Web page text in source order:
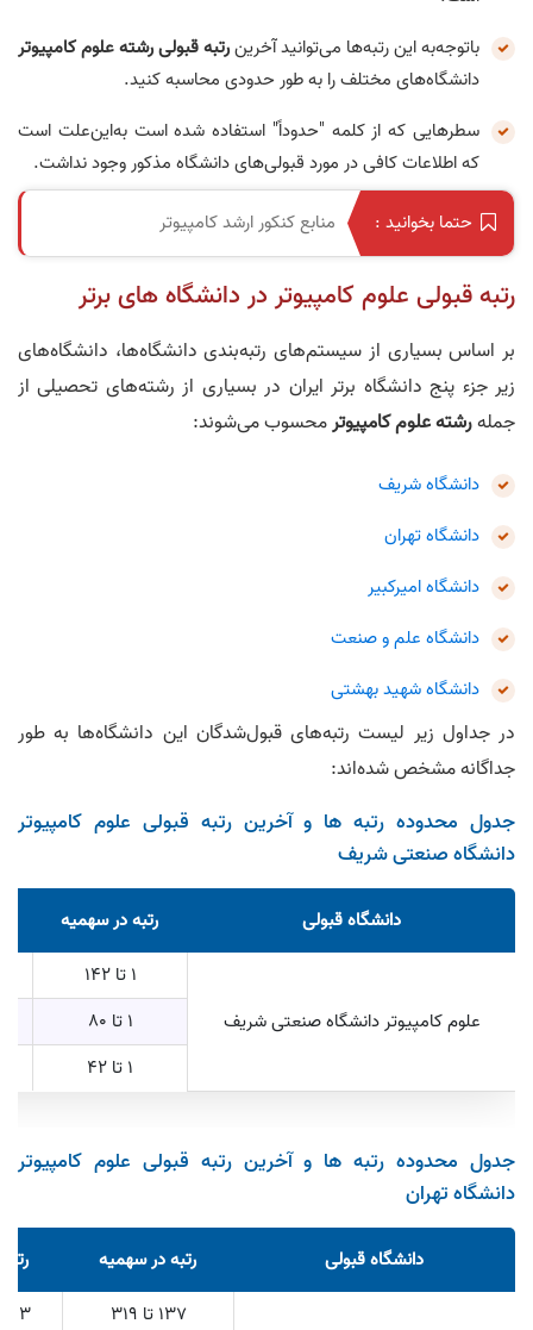
باتوجه‌به این رتبه‌ها می‌توانید آخرینرتبه قبولی رشته علوم کامپیوتر
دانشگاه‌های مختلف را به طور حدودی محاسبه کنید.
سطر‌هایی که از کلمه "حدوداً" استفاده شده است به‌این‌علت است
که اطلاعات کافی در مورد قبولی‌های دانشگاه مذکور وجود نداشت.
حتما بخوانید : منابع کنکور ارشد کامپیوتر
رتبه قبولی علوم کامپیوتر در دانشگاه های برتر
بر اساس بسیاری از سیستم‌های رتبه‌بندی دانشگاه‌ها، دانشگاه‌های
زیر جزء پنج دانشگاه برتر ایران در بسیاری از رشته‌های تحصیلی از
جملهرشته علوم کامپیوترمحسوب می‌شوند‎:
دانشگاه شریف
دانشگاه تهران
دانشگاه امیرکبیر
دانشگاه علم و صنعت
دانشگاه شهید بهشتی
در جداول زیر لیست رتبه‌های قبول‌شدگان این دانشگاه‌ها به طور
جداگانه مشخص شده‌اند:
جدول محدوده رتبه ها و آخرین رتبه قبولی علوم کامپیوتر
دانشگاه صنعتی شریف
دانشگاه قبولی رتبه در سهمیه
علوم کامپیوتر دانشگاه صنعتی شریف
1 تا 142
1 تا 80
1 تا 42
جدول محدوده رتبه ها و آخرین رتبه قبولی علوم کامپیوتر
دانشگاه تهران
دانشگاه قبولی رتبه در سهمیه
137 تا 319
203 تا 473